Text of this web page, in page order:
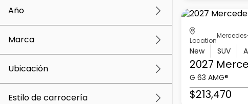
Año
Marca
Ubicación
Estilo de carrocería
Location
New SUV
2027
G 63 AMG®
$213,470